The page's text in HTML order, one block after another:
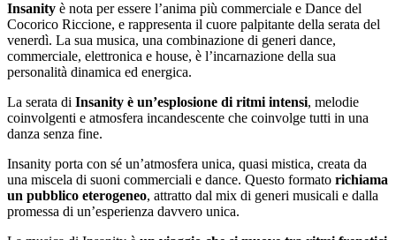
Insanity è nota per essere l’anima più commerciale e Dance del
Cocorico Riccione, e rappresenta il cuore palpitante della serata del
venerdì. La sua musica, una combinazione di generi dance,
commerciale, elettronica e house, è l’incarnazione della sua
personalità dinamica ed energica.
La serata di Insanity è un’esplosione di ritmi intensi, melodie
coinvolgenti e atmosfera incandescente che coinvolge tutti in una
danza senza fine.
Insanity porta con sé un’atmosfera unica, quasi mistica, creata da
una miscela di suoni commerciali e dance. Questo formato richiama
un pubblico eterogeneo, attratto dal mix di generi musicali e dalla
promessa di un’esperienza davvero unica.